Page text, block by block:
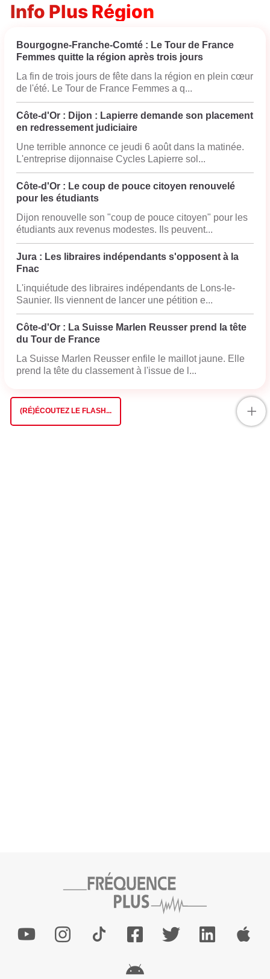
Info Plus Région
Bourgogne-Franche-Comté : Le Tour de France
Femmes quitte la région après trois jours
La fin de trois jours de fête dans la région en plein cœur
de l'été. Le Tour de France Femmes a q...
Côte-d'Or : Dijon : Lapierre demande son placement
en redressement judiciaire
Une terrible annonce ce jeudi 6 août dans la matinée.
L'entreprise dijonnaise Cycles Lapierre sol...
Côte-d'Or : Le coup de pouce citoyen renouvelé
pour les étudiants
Dijon renouvelle son "coup de pouce citoyen" pour les
étudiants aux revenus modestes. Ils peuvent...
Jura : Les libraires indépendants s'opposent à la
Fnac
L'inquiétude des libraires indépendants de Lons-le-
Saunier. Ils viennent de lancer une pétition e...
Côte-d'Or : La Suisse Marlen Reusser prend la tête
du Tour de France
La Suisse Marlen Reusser enfile le maillot jaune. Elle
prend la tête du classement à l'issue de l...
(RÉ)ÉCOUTEZ LE FLASH... +